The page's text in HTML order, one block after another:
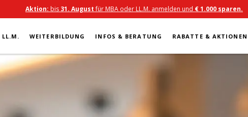
Aktion: bis 31. Augustfür MBA oder LL.M. anmelden und € 1.000 sparen.
LL.M. WEITERBILDUNG INFOS & BERATUNG RABATTE & AKTIONEN